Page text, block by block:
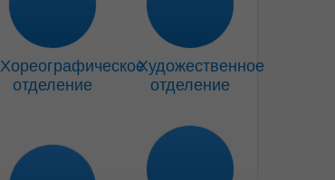
Хореографическое
отделение
Художественное
отделение